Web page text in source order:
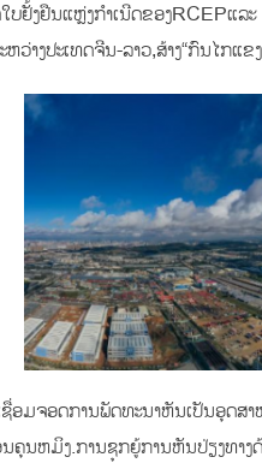
ບຢັ້ງຢືນແຫຼ່ງກຳເນີດຂອງRCEPແ
າງປະເທດຈີນ-ລາວ,ສ້າງ“ກົນໄກແ
ອມຈອດການພັດທະນາຫັນເປັນອຸດ
ນຫມິງ.ການຊຸກຍູ້ການຫັນປ່ຽງທາງ